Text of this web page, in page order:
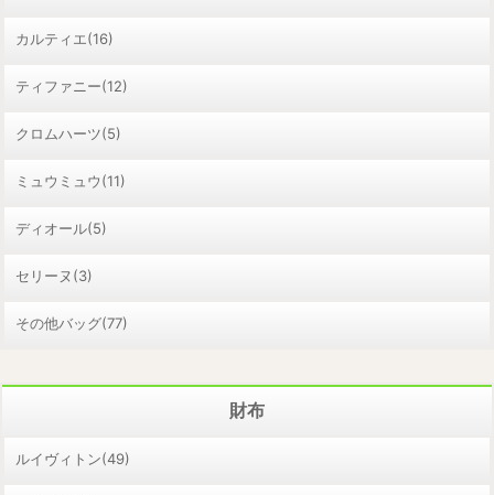
カルティエ(16)
ティファニー(12)
クロムハーツ(5)
ミュウミュウ(11)
ディオール(5)
セリーヌ(3)
その他バッグ(77)
財布
ルイヴィトン(49)